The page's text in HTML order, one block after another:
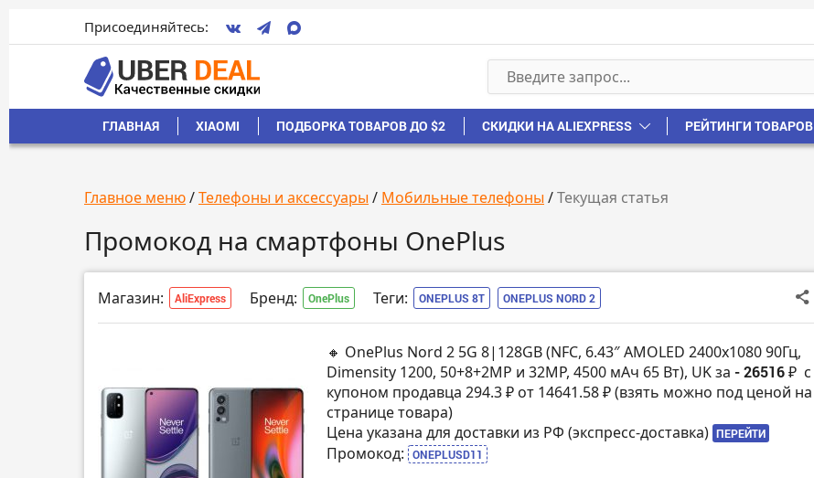
Присоединяйтесь:
ГЛАВНАЯ XIAOMI ПОДБОРКА ТОВАРОВ ДО $2 СКИДКИ НА ALIEXPRESS РЕЙТИНГИ ТОВАРОВ
Главное меню/Телефоны и аксессуары / Мобильные телефоны /Текущая статья
Промокод на смартфоны OnePlus
Магазин: AliExpress Бренд: OnePlus Теги: ONEPLUS 8T ONEPLUS NORD 2
🔸 OnePlus Nord 2 5G 8|128GB (NFC, 6.43″ AMOLED 2400х1080 90Гц,
Dimensity 1200, 50+8+2MP и 32MP, 4500 мАч 65 Вт), UK за - 26516 ₽ с
купоном продавца 294.3 ₽ от 14641.58 ₽ (взять можно под ценой на
странице товара)
Цена указана для доставки из РФ (экспресс-доставка) ПЕРЕЙТИ
Промокод: ONEPLUSD11